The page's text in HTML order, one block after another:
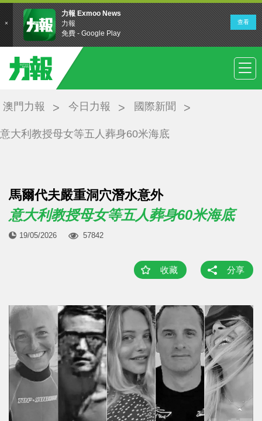
澳門力報 今日力報 國際新聞
意大利教授母女等五人葬身60米海底
馬爾代夫嚴重洞穴潛水意外
意大利教授母女等五人葬身60米海底
19/05/2026 57842
收藏 分享